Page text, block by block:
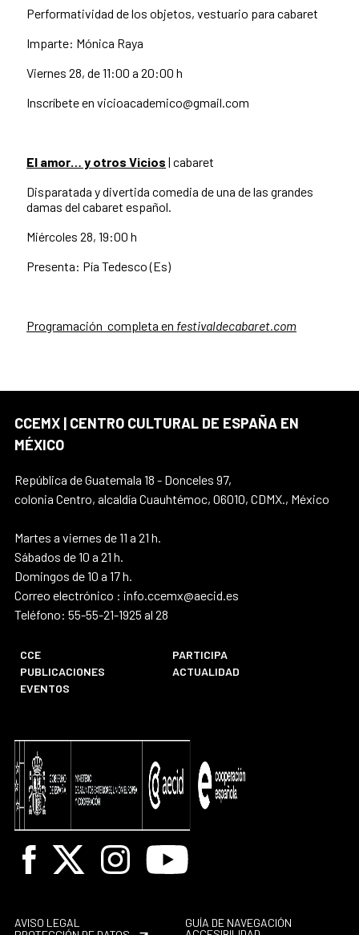
Performatividad de los objetos, vestuario para cabaret
Imparte: Mónica Raya
Viernes 28, de 11:00 a 20:00 h
Inscríbete en vicioacademico@gmail.com
El amor… y otros Vicios | cabaret
Disparatada y divertida comedia de una de las grandes
damas del cabaret español.
Miércoles 28, 19:00 h
Presenta: Pía Tedesco (Es)
Programación completa en festivaldecabaret.com
CCEMX | CENTRO CULTURAL DE ESPAÑA EN
MÉXICO
República de Guatemala 18 - Donceles 97,
colonia Centro, alcaldía Cuauhtémoc, 06010, CDMX., México
Martes a viernes de 11 a 21 h.
Sábados de 10 a 21 h.
Domingos de 10 a 17 h.
Correo electrónico : info.ccemx@aecid.es
Teléfono: 55-55-21-1925 al 28
CCE
PARTICIPA
PUBLICACIONES
ACTUALIDAD
EVENTOS
Facebook
X InstagramYoutube
AVISO LEGAL
GUÍA DE NAVEGACIÓN